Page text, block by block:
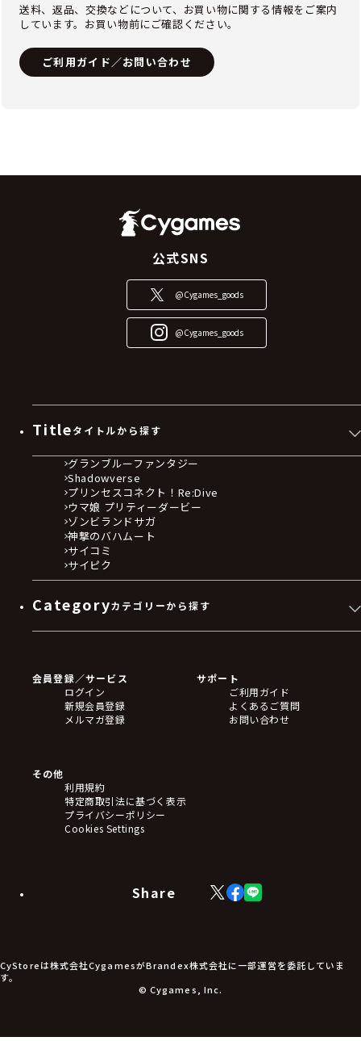
送料、返品、交換などについて、お買い物に関する情報をご案内
しています。お買い物前にご確認ください。
ご利用ガイド／お問い合わせ
公式SNS
@Cygames_goods
@Cygames_goods
Titleタイトルから探す
グランブルーファンタジー
Shadowverse
プリンセスコネクト！Re:Dive
ウマ娘 プリティーダービー
ゾンビランドサガ
神撃のバハムート
サイコミ
サイピク
Categoryカテゴリーから探す
フィギュア
アクリルスタンド
バッジ
キーホルダー・ストラップ
ステッカー・シール・カード
タペストリー・ポスター
アームサポーター
ブレードホルダー
食品・飲料品
アパレル小物
アクセサリー
会員登録／サービス
ログイン
新規会員登録
メルマガ登録
サポート
ご利用ガイド
よくあるご質問
お問い合わせ
その他
利用規約
特定商取引法に基づく表示
プライバシーポリシー
Cookies Settings
Share
X
(Twitter)
Facebook
LINE
CyStoreは株式会社CygamesがBrandex株式会社に一部運営を委託していま
す。
© Cygames, Inc.